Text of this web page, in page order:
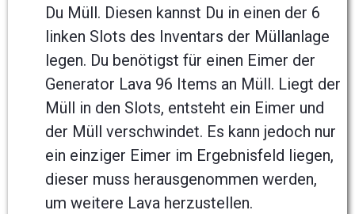
Du Müll. Diesen kannst Du in einen der 6
linken Slots des Inventars der Müllanlage
legen. Du benötigst für einen Eimer der
Generator Lava 96 Items an Müll. Liegt der
Müll in den Slots, entsteht ein Eimer und
der Müll verschwindet. Es kann jedoch nur
ein einziger Eimer im Ergebnisfeld liegen,
dieser muss herausgenommen werden,
um weitere Lava herzustellen.